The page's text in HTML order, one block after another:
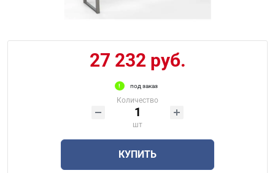
27 232 руб.
под заказ
Количество
шт
КУПИТЬ